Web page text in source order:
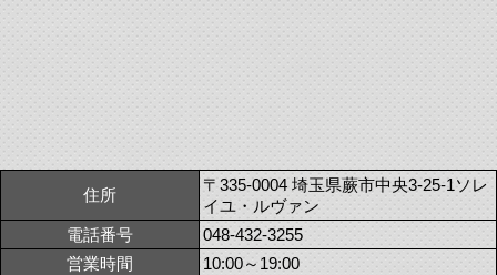
住所
〒335-0004 埼玉県蕨市中央3-25-1ソレ
イユ・ルヴァン
電話番号
048-432-3255
営業時間
10:00～19:00